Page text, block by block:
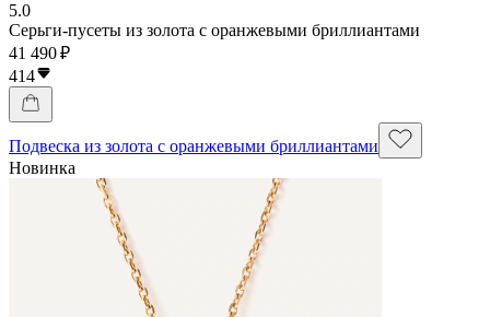
5.0
Серьги-пусеты из золота с оранжевыми бриллиантами
41 490 ₽
414
Подвеска из золота с оранжевыми бриллиантами
Новинка